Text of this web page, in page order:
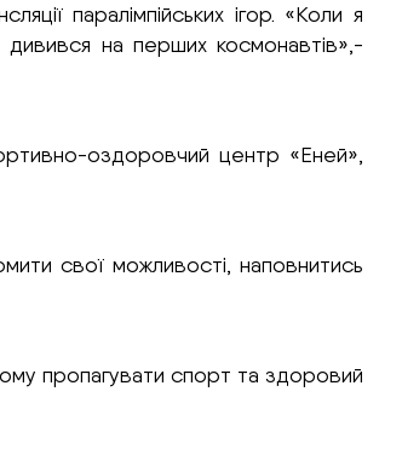
паралімпійських ігор. «Коли я
на перших космонавтів»,-
оздоровчий центр «Еней»,
свої можливості, наповнитись
пропагувати спорт та здоровий